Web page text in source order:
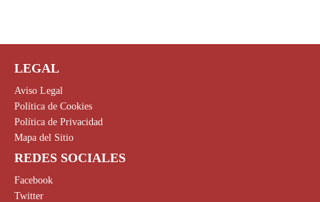
LEGAL
Aviso Legal
Política de Cookies
Política de Privacidad
Mapa del Sitio
REDES SOCIALES
Facebook
Twitter